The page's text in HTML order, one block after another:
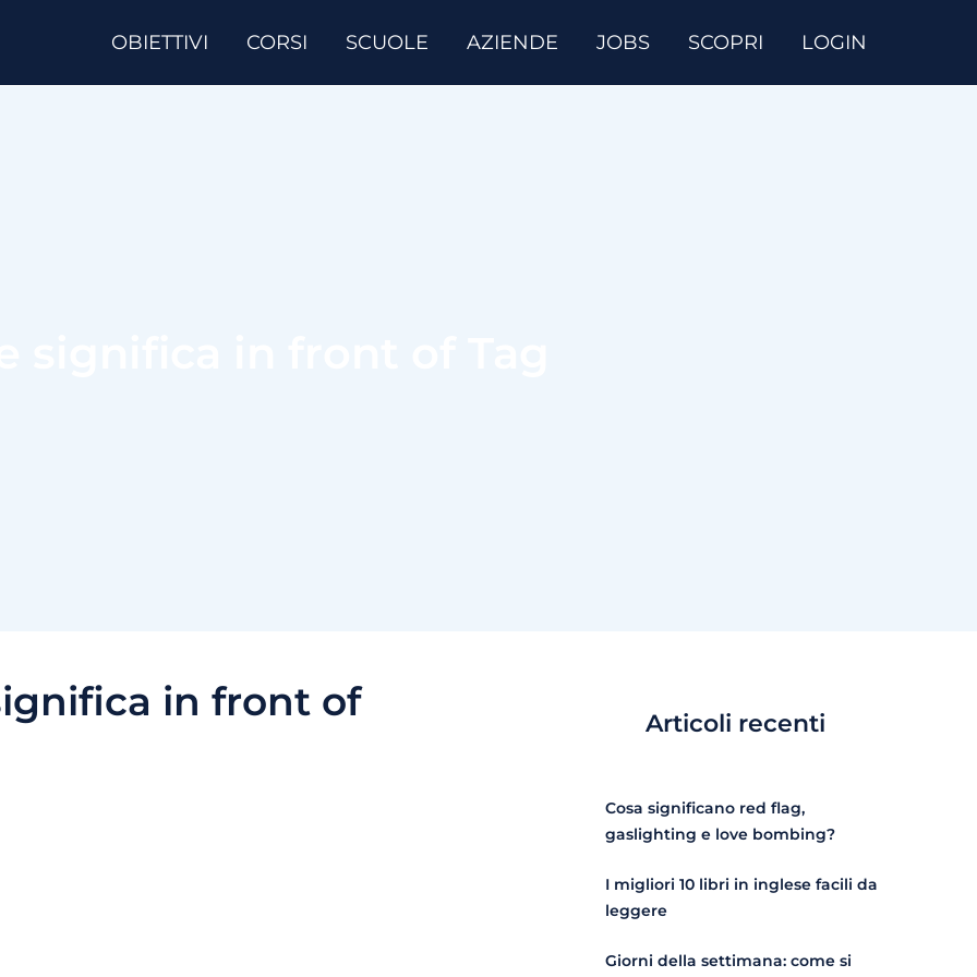
OBIETTIVI CORSI SCUOLE AZIENDE JOBS SCOPRI LOGIN
in front of Articoli recenti
Cosa significano red flag,
gaslighting e love bombing?
I migliori 10 libri in inglese facili da
leggere
Giorni della settimana: come si